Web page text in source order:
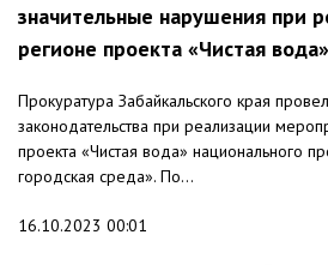
значительные нарушения при
регионе проекта «Чистая вода»
Прокуратура Забайкальского края
законодательства при реализации
проекта «Чистая вода» национального
городская среда». По...
16.10.2023 00:01